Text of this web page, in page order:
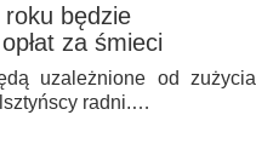
roku będzie
za śmieci
uzależnione od zużycia
radni.…